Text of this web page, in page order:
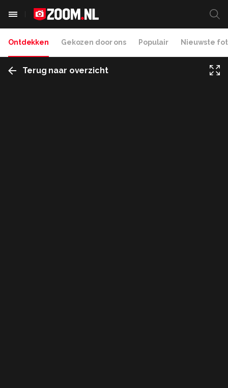
Ontdekken Gekozen door ons Populair Nieuwste
Terug naar overzicht